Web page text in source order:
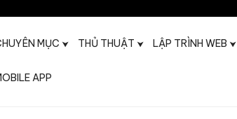
MỤC THỦ THUẬT LẬP TRÌNH WEB
APP